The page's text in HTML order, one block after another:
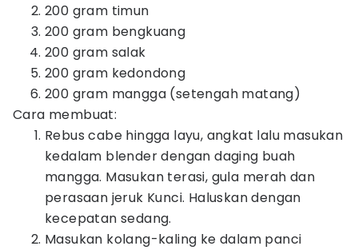
200 gram timun
200 gram bengkuang
200 gram salak
200 gram kedondong
200 gram mangga (setengah matang)
Cara membuat:
Rebus cabe hingga layu, angkat lalu masukan
kedalam blender dengan daging buah
mangga. Masukan terasi, gula merah dan
perasaan jeruk Kunci. Haluskan dengan
kecepatan sedang.
Masukan kolang-kaling ke dalam panci